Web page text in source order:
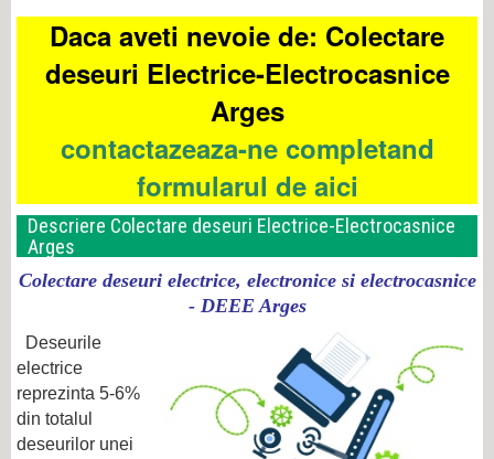
Daca aveti nevoie de: Colectare
deseuri Electrice-Electrocasnice
Arges
contactazeaza-ne completand
formularul de aici
Descriere Colectare deseuri Electrice-Electrocasnice
Arges
Colectare deseuri electrice, electronice si electrocasnice
- DEEE Arges
Deseurile
electrice
reprezinta 5-6%
din totalul
deseurilor unei